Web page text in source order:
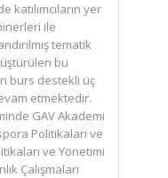
katılımcıların yer
ile
tematik
bu
burs destekli üç
etmektedir.
GAV Akademi
Politikaları ve
ve Yönetimi
Çalışmaları